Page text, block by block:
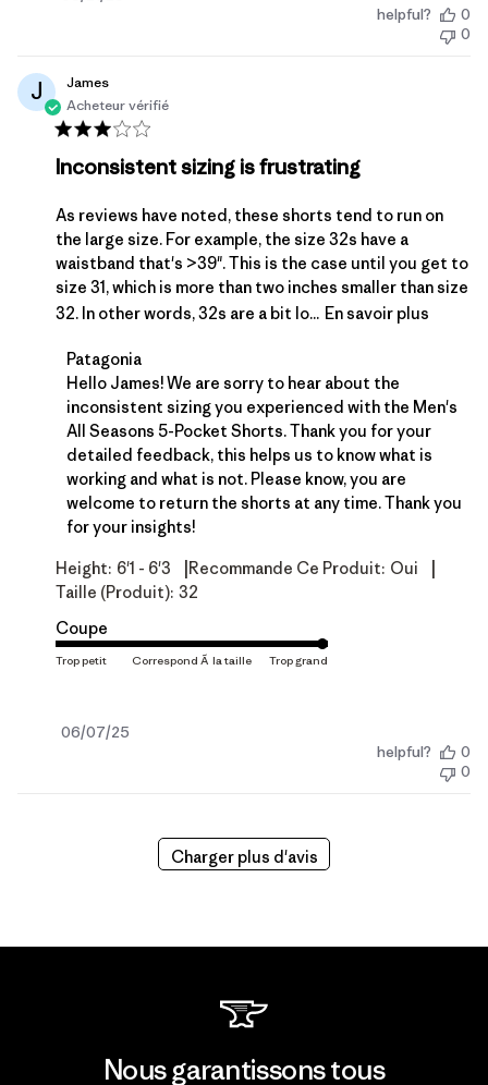
helpful?
0
0
J
James
Acheteur vérifié
Inconsistent sizing is frustrating
As reviews have noted, these shorts tend to run on
the large size. For example, the size 32s have a
waistband that's >39". This is the case until you get to
size 31, which is more than two inches smaller than size
32. In other words, 32s are a bit lo... En savoir plus
Commentaires du propriétaire du magasin sur
Patagonia
Hello James! We are sorry to hear about the
inconsistent sizing you experienced with the Men's
All Seasons 5-Pocket Shorts. Thank you for your
detailed feedback, this helps us to know what is
working and what is not. Please know, you are
welcome to return the shorts at any time. Thank you
for your insights!
Height: 6'1 - 6'3 Recommande Ce Produit: Oui
Taille (produit): 32
Coupe
Date
06/07/25
helpful?
0
0
Charger plus d'avis
Nous garantissons tous